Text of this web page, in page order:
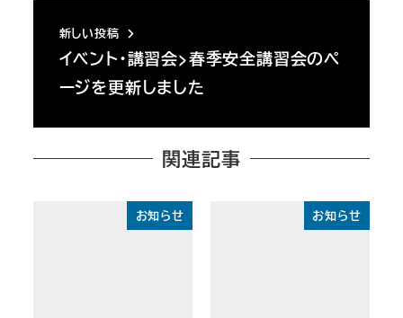
新しい投稿
イベント・講習会>春季安全講習会のペ
ージを更新しました
関連記事
お知らせ お知らせ